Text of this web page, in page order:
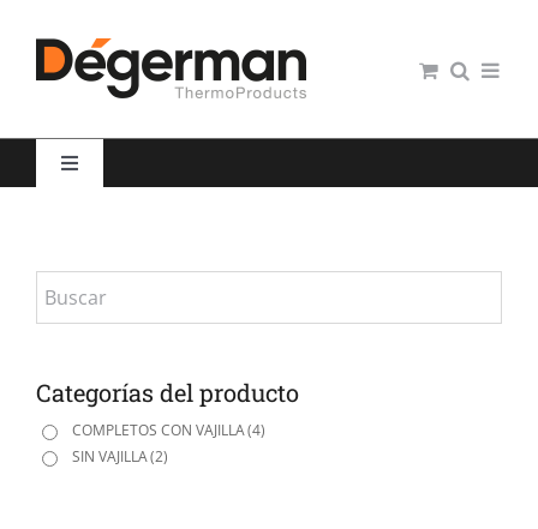
contenido
Toggle
Hospitales
Panaderías y Pastelerías
Servicio domiciliario
Categorías del producto
COMPLETOS CON VAJILLA(4)
SIN VAJILLA(2)